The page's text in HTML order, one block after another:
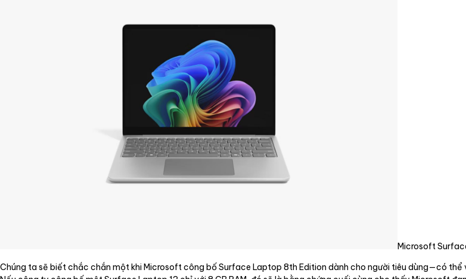
Microsoft
Chúng ta sẽ biết chắc chắn một khi Microsoft công bố Surface Laptop 8th Edition dành cho người tiêu dùng—có thể